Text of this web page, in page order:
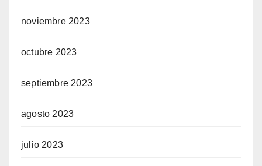
Panel
noviembre 2023
octubre 2023
septiembre 2023
agosto 2023
julio 2023